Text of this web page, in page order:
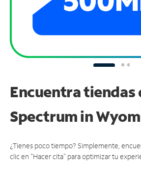
Encuentra tiendas
Spectrumin
¿Tienes poco tiempo? Simplemente,
clic en "Hacer cita" para optimizar tu